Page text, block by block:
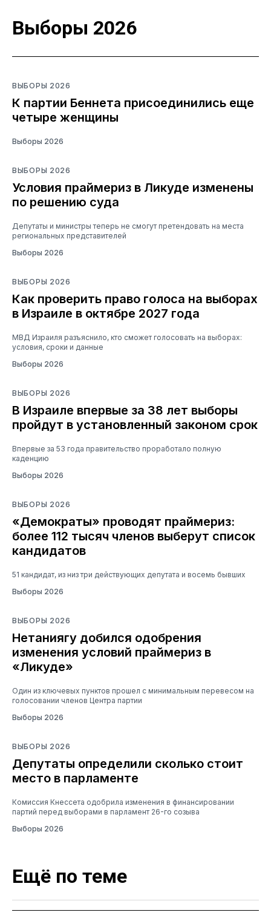
Выборы 2026
ВЫБОРЫ 2026
К партии Беннета присоединились еще
четыре женщины
Выборы 2026
ВЫБОРЫ 2026
Условия праймериз в Ликуде изменены
по решению суда
Депутаты и министры теперь не смогут претендовать на места
региональных представителей
Выборы 2026
ВЫБОРЫ 2026
Как проверить право голоса на выборах
в Израиле в октябре 2027 года
МВД Израиля разъяснило, кто сможет голосовать на выборах:
условия, сроки и данные
Выборы 2026
ВЫБОРЫ 2026
В Израиле впервые за 38 лет выборы
пройдут в установленный законом срок
Впервые за 53 года правительство проработало полную
каденцию
Выборы 2026
ВЫБОРЫ 2026
«Демократы» проводят праймериз:
более 112 тысяч членов выберут список
кандидатов
51 кандидат, из низ три действующих депутата и восемь бывших
Выборы 2026
ВЫБОРЫ 2026
Нетаниягу добился одобрения
изменения условий праймериз в
«Ликуде»
Один из ключевых пунктов прошел с минимальным перевесом на
голосовании членов Центра партии
Выборы 2026
ВЫБОРЫ 2026
Депутаты определили сколько стоит
место в парламенте
Комиссия Кнессета одобрила изменения в финансировании
партий перед выборами в парламент 26-го созыва
Выборы 2026
Ещё по теме